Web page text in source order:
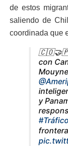
de estos
saliendo de
coordinada que
con
y